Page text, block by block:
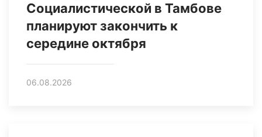
Социалистической в Тамбове
планируют закончить к
середине октября
06.08.2026